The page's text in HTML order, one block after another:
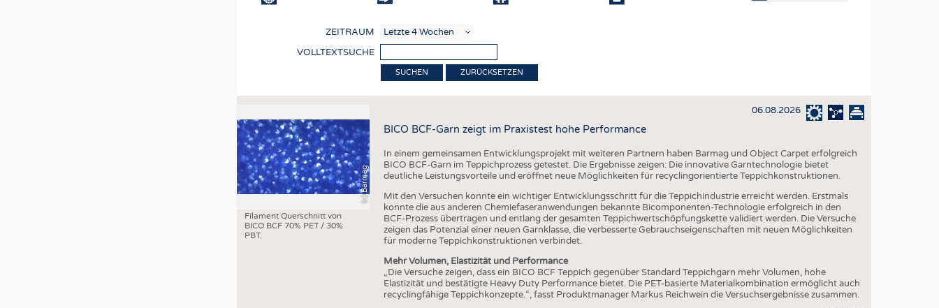
NACHHALTIGKEIT
KREISLAUFWIRTSCHAFT
TECHNISCHE TEXTILIEN
SMART TEXTILES
MEDIZIN
BEKLEIDUNG
TESTS
ZEITRAUM
VOLLTEXTSUCHE
ZURÜCKSETZEN
(c) Barmag
Filament Querschnitt von
BICO BCF 70% PET / 30%
PBT.
06.08.2026
BICO BCF-Garn zeigt im Praxistest hohe Performance
In einem gemeinsamen Entwicklungsprojekt mit weiteren Partnern haben Barmag und Object Carpet erfolgreich
BICO BCF-Garn im Teppichprozess getestet. Die Ergebnisse zeigen: Die innovative Garntechnologie bietet
deutliche Leistungsvorteile und eröffnet neue Möglichkeiten für recyclingorientierte Teppichkonstruktionen.
Mit den Versuchen konnte ein wichtiger Entwicklungsschritt für die Teppichindustrie erreicht werden. Erstmals
konnte die aus anderen Chemiefaseranwendungen bekannte Bicomponenten-Technologie erfolgreich in den
BCF-Prozess übertragen und entlang der gesamten Teppichwertschöpfungskette validiert werden. Die Versuche
zeigen das Potenzial einer neuen Garnklasse, die verbesserte Gebrauchseigenschaften mit neuen Möglichkeiten
für moderne Teppichkonstruktionen verbindet.
Mehr Volumen, Elastizität und Performance
„Die Versuche zeigen, dass ein BICO BCF Teppich gegenüber Standard Teppichgarn mehr Volumen, hohe
Elastizität und bestätigte Heavy Duty Performance bietet. Die PET-basierte Materialkombination ermöglicht auch
recyclingfähige Teppichkonzepte.“, fasst Produktmanager Markus Reichwein die Versuchsergebnisse zusammen.